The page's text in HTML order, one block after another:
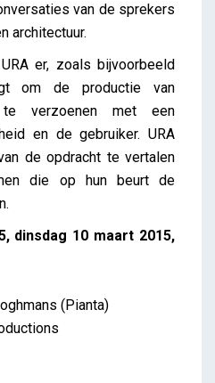
van de sprekers
architectuur.
er, zoals bijvoorbeeld
om de productie van
te verzoenen met een
en de gebruiker. URA
de opdracht te vertalen
die op hun beurt de
dinsdag 10 maart 2015,
(Pianta)